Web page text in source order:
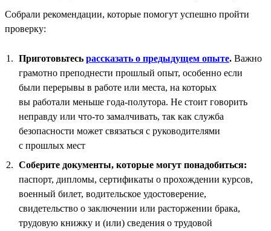
Собрали рекомендации, которые помогут успешно пройти
проверку:
Приготовьтесь рассказать о предыдущем опыте. Важно
грамотно преподнести прошлый опыт, особенно если
были перерывы в работе или места, на которых
вы работали меньше года-полутора. Не стоит говорить
неправду или что-то замалчивать, так как служба
безопасности может связаться с руководителями
с прошлых мест
Соберите документы, которые могут понадобиться:
паспорт, дипломы, сертификаты о прохождении курсов,
военный билет, водительское удостоверение,
свидетельство о заключении или расторжении брака,
трудовую книжку и (или) сведения о трудовой